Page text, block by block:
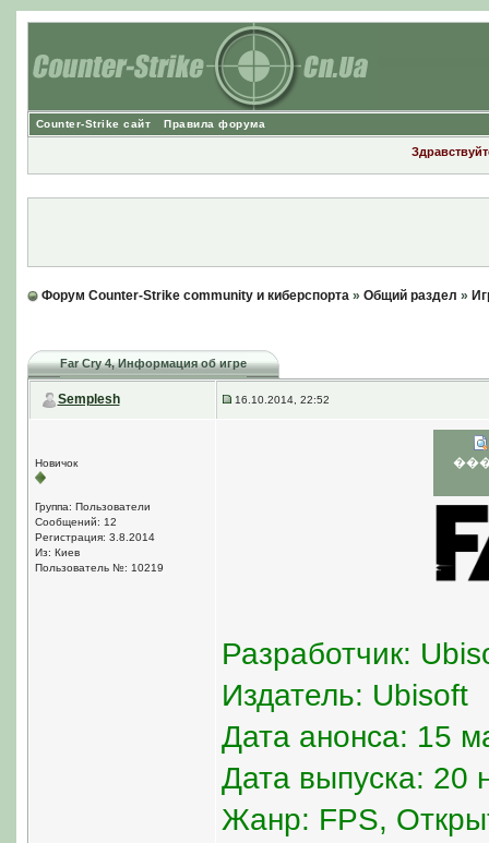
Counter-Strike сайт Правила форума
Форум Counter-Strike community и киберспорта» Общий раздел »
Far Cry 4, Информация об игре
Semplesh 16.10.2014, 22:52
Новичок
Группа: Пользователи
Сообщений: 12
Регистрация: 3.8.2014
Из: Киев
Пользователь №: 10219
Разработчик:
Издатель: Ubisoft
Дата анонса: 15
Дата выпуска: 20
Жанр: FPS,